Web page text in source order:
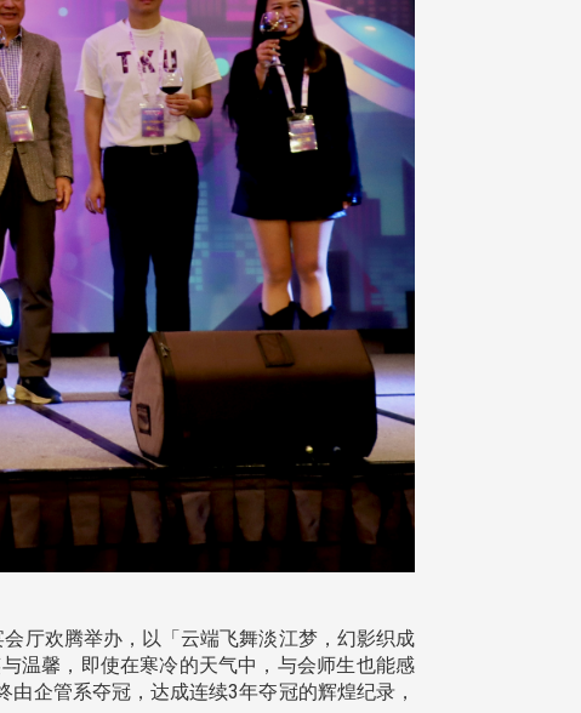
厅欢腾举办，以「云端飞舞淡江梦，幻影织成
温馨，即使在寒冷的天气中，与会师生也能感
企管系夺冠，达成连续3年夺冠的辉煌纪录，